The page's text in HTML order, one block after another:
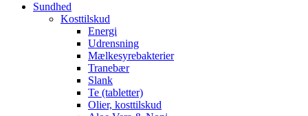
Sundhed
Kosttilskud
Energi
Udrensning
Mælkesyrebakterier
Tranebær
Slank
Te (tabletter)
Olier, kosttilskud